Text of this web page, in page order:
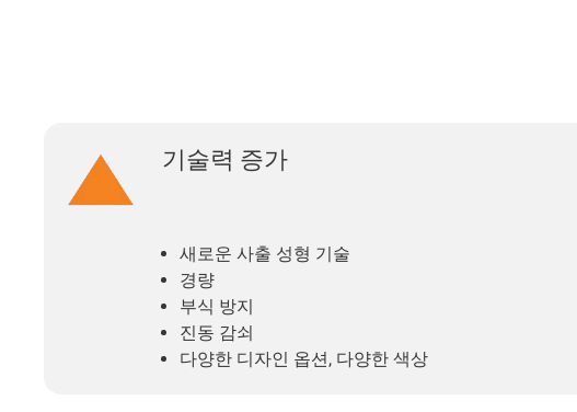
기술력 증가
새로운 사출 성형 기술
경량
부식 방지
진동 감쇠
다양한 디자인 옵션, 다양한 색상